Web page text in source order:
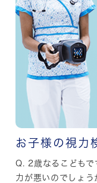
お子様の視力
Q. 2歳なるこどもで
力が悪いのでしょ